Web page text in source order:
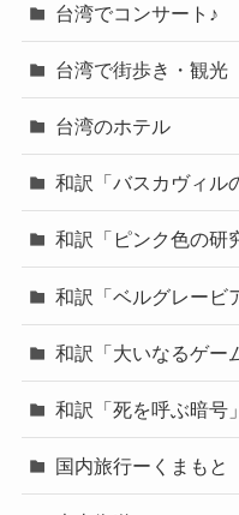
台湾でコンサート♪
台湾で街歩き・観光
台湾のホテル
和訳「バスカヴィル
和訳「ピンク色の研
和訳「ベルグレービ
和訳「大いなるゲー
和訳「死を呼ぶ暗号」
国内旅行ーくまもと